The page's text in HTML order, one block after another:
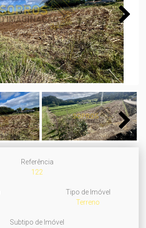
Next
Next
Referência
122
Tipo de Imóvel
Terreno
Subtipo de Imóvel